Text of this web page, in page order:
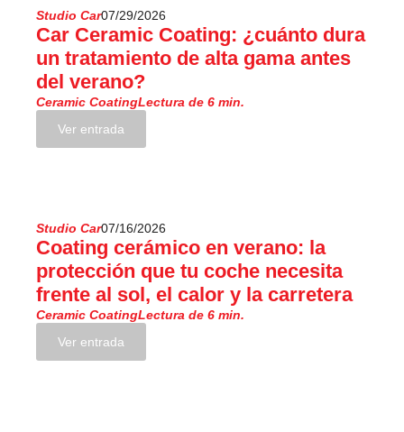
Studio Car07/29/2026
Car Ceramic Coating: ¿cuánto dura
un tratamiento de alta gama antes
del verano?
Ceramic CoatingLectura de 6 min.
Ver entrada
Studio Car07/16/2026
Coating cerámico en verano: la
protección que tu coche necesita
frente al sol, el calor y la carretera
Ceramic CoatingLectura de 6 min.
Ver entrada